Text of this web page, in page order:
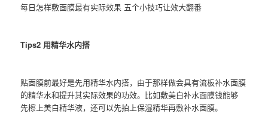
每日怎样敷面膜最有实际效果 五个小技巧让效大翻番
Tips2 用精华水内搭
贴面膜前最好是先用精华水内搭，由于那样做会具有流板补水面膜
的精华水和提升其实际效果的功效。比如敷美白补水面膜钱能够
先檫上美白精华液，还可以先拍上保湿精华再敷补水面膜。